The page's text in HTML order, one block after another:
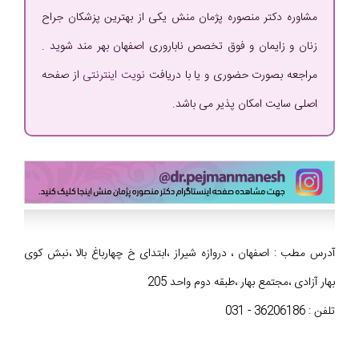
مشاوره دکتر منصوره پژمان منش یکی از بهترین پزشکان جراح
زنان و زایمان و فوق تخصص ناباروری اصفهان بهر مند شوید .
مراجعه بصورت حضوری و یا با دریافت نویت اینترنتی از صفحه
اصلی سایت امکان پذیر می باشد.
آدرس مطب : اصفهان ، دروازه شیراز ،ابتدای خ چهارباغ بالا ،نبش کوی
بهار آزادی ،مجتمع بهار ،طبقه دوم واحد 205
تلفن : 36206186 - 031